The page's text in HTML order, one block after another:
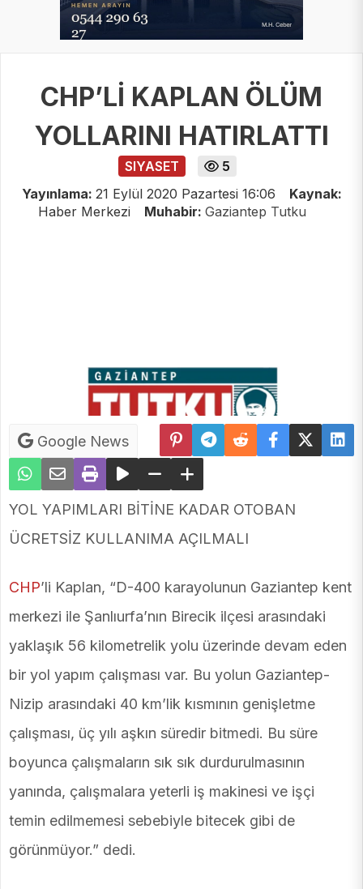
CHP’Lİ KAPLAN ÖLÜM
YOLLARINI HATIRLATTI
SIYASET
5
Yayınlama: 21 Eylül 2020 Pazartesi 16:06
Kaynak:
Haber Merkezi
Muhabir: Gaziantep Tutku
Google News
YOL YAPIMLARI BİTİNE KADAR OTOBAN
ÜCRETSİZ KULLANIMA AÇILMALI
CHP’li Kaplan, “D-400 karayolunun Gaziantep kent
merkezi ile Şanlıurfa’nın Birecik ilçesi arasındaki
yaklaşık 56 kilometrelik yolu üzerinde devam eden
bir yol yapım çalışması var. Bu yolun Gaziantep-
Nizip arasındaki 40 km’lik kısmının genişletme
çalışması, üç yılı aşkın süredir bitmedi. Bu süre
boyunca çalışmaların sık sık durdurulmasının
yanında, çalışmalara yeterli iş makinesi ve işçi
temin edilmemesi sebebiyle bitecek gibi de
görünmüyor.” dedi.